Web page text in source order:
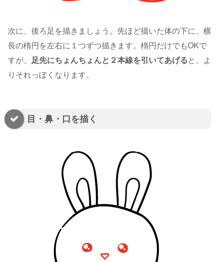
次に、後ろ足を描きましょう。先ほど描いた体の下に、横
長の楕円を左右に１つずつ描きます。楕円だけでもOKで
すが、 足先にちょんちょんと２本線を引いてあげる と、よ
りそれっぽくなります。
目・鼻・口を描く